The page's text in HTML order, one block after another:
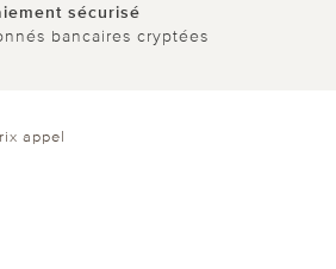
sécurisé
bancaires cryptées
appel